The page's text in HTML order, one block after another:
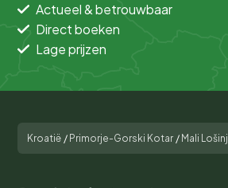
Actueel & betrouwbaar
Direct boeken
Lage prijzen
Kroatië / Primorje-Gorski Kotar / Mali Lošinj